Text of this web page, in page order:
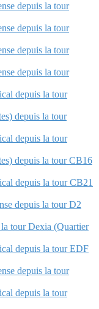
depuis la tour
depuis la tour
depuis la tour
depuis la tour
depuis la tour
depuis la tour
depuis la tour
depuis la tour CB16
depuis la tour CB21
depuis la tour D2
tour Dexia (Quartier
depuis la tour EDF
depuis la tour
depuis la tour